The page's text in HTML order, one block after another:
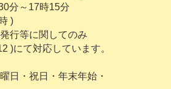
分～17時15分
)
行等に関してのみ
)にて対応しています。
日・祝日・年末年始・